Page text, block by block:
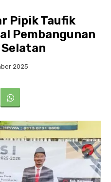
Pipik Taufik
Pembangunan
Selatan
2025